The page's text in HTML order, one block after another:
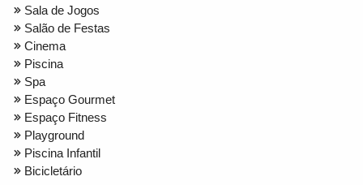
Sala de Jogos
Salão de Festas
Cinema
Piscina
Spa
Espaço Gourmet
Espaço Fitness
Playground
Piscina Infantil
Bicicletário